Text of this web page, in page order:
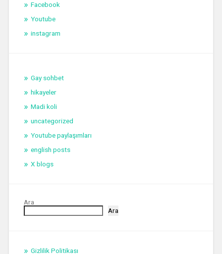
Facebook
Youtube
instagram
Gay sohbet
hikayeler
Madi koli
uncategorized
Youtube paylaşımları
english posts
X blogs
Ara
Ara
Gizlilik Politikası